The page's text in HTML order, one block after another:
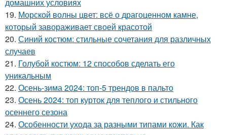
19. Морской волны цвет: всё о драгоценном камне,
который завораживает своей красотой
20. Синий костюм: стильные сочетания для различных
случаев
21. Голубой костюм: 12 способов сделать его
уникальным
22. Осень-зима 2024: топ-5 трендов в пальто
23. Осень 2024: топ курток для теплого и стильного
осеннего сезона
24. Особенности ухода за разными типами кожи. Как